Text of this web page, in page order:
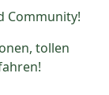
Community!
tollen